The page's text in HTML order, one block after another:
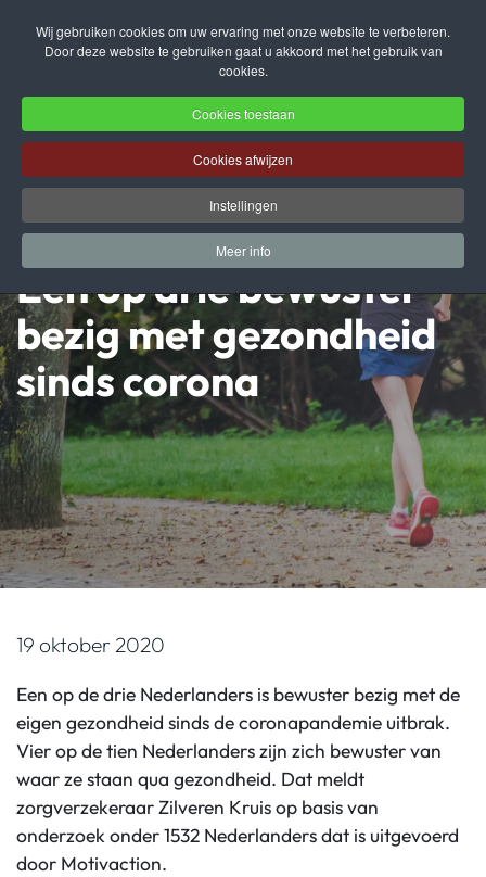
Wij gebruiken cookies om uw ervaring met onze website te verbeteren.
Door deze website te gebruiken gaat u akkoord met het gebruik van
cookies.
Cookies toestaan
Cookies afwijzen
Instellingen
Meer info
Terug naar hoofdinhoud
Een op drie bewuster
bezig met gezondheid
sinds corona
19 oktober 2020
Een op de drie Nederlanders is bewuster bezig met de
eigen gezondheid sinds de coronapandemie uitbrak.
Vier op de tien Nederlanders zijn zich bewuster van
waar ze staan qua gezondheid. Dat meldt
zorgverzekeraar Zilveren Kruis op basis van
onderzoek onder 1532 Nederlanders dat is uitgevoerd
door Motivaction.